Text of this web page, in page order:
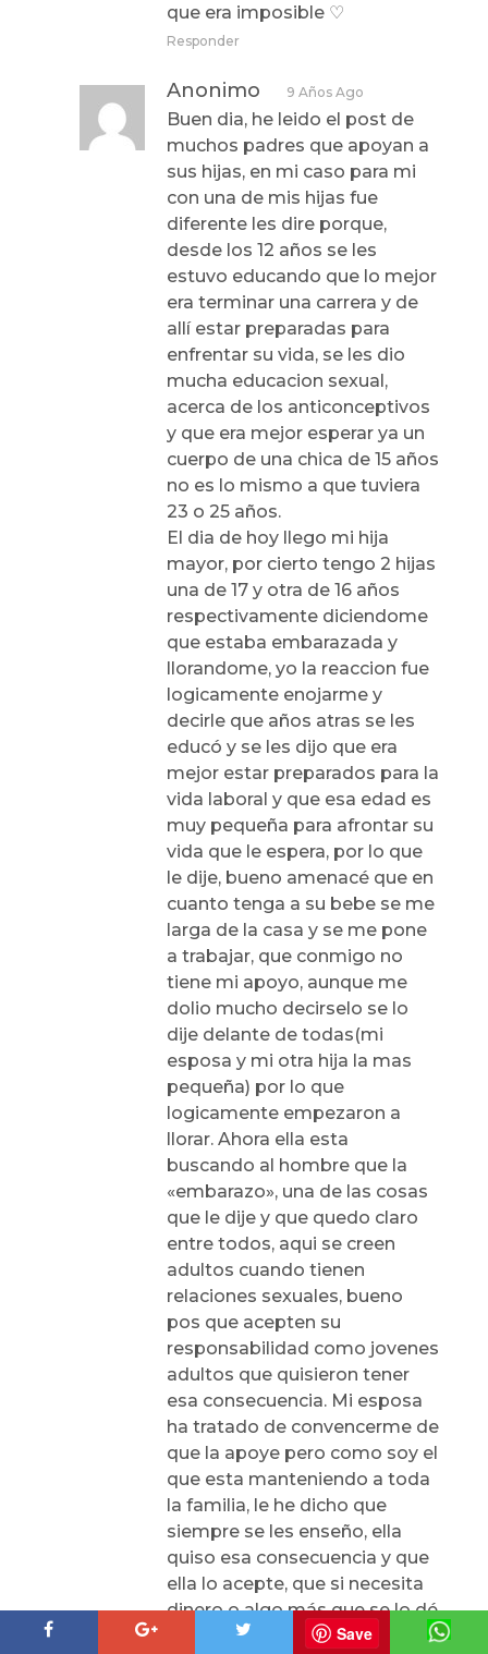
que era imposible ♡
Responder
Anonimo 9 Años Ago
Buen dia, he leido el post de
muchos padres que apoyan a
sus hijas, en mi caso para mi
con una de mis hijas fue
diferente les dire porque,
desde los 12 años se les
estuvo educando que lo mejor
era terminar una carrera y de
allí estar preparadas para
enfrentar su vida, se les dio
mucha educacion sexual,
acerca de los anticonceptivos
y que era mejor esperar ya un
cuerpo de una chica de 15 años
no es lo mismo a que tuviera
23 o 25 años.
El dia de hoy llego mi hija
mayor, por cierto tengo 2 hijas
una de 17 y otra de 16 años
respectivamente diciendome
que estaba embarazada y
llorandome, yo la reaccion fue
logicamente enojarme y
decirle que años atras se les
educó y se les dijo que era
mejor estar preparados para la
vida laboral y que esa edad es
muy pequeña para afrontar su
vida que le espera, por lo que
le dije, bueno amenacé que en
cuanto tenga a su bebe se me
larga de la casa y se me pone
a trabajar, que conmigo no
tiene mi apoyo, aunque me
dolio mucho decirselo se lo
dije delante de todas(mi
esposa y mi otra hija la mas
pequeña) por lo que
logicamente empezaron a
llorar. Ahora ella esta
buscando al hombre que la
«embarazo», una de las cosas
que le dije y que quedo claro
entre todos, aqui se creen
adultos cuando tienen
relaciones sexuales, bueno
pos que acepten su
responsabilidad como jovenes
adultos que quisieron tener
esa consecuencia. Mi esposa
ha tratado de convencerme de
que la apoye pero como soy el
que esta manteniendo a toda
la familia, le he dicho que
siempre se les enseño, ella
quiso esa consecuencia y que
ella lo acepte, que si necesita
dinero o algo más que se lo dé
el hombre que la dejo
Save